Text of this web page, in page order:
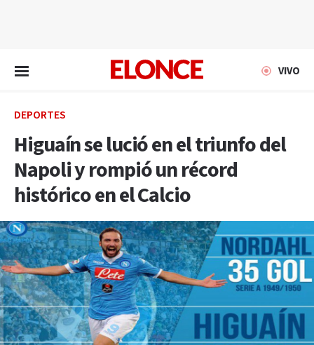
VIVO
DEPORTES
Higuaín se lució en el triunfo del
Napoli y rompió un récord
histórico en el Calcio